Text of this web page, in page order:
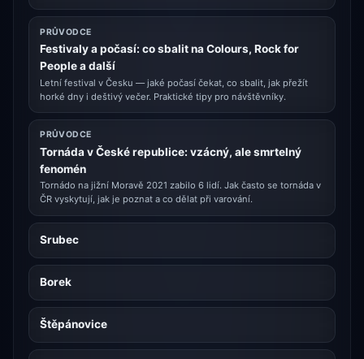
PRŮVODCE
Festivaly a počasí: co sbalit na Colours, Rock for
People a další
Letní festival v Česku — jaké počasí čekat, co sbalit, jak přežít
horké dny i deštivý večer. Praktické tipy pro návštěvníky.
PRŮVODCE
Tornáda v České republice: vzácný, ale smrtelný
fenomén
Tornádo na jižní Moravě 2021 zabilo 6 lidí. Jak často se tornáda v
ČR vyskytují, jak je poznat a co dělat při varování.
Srubec
Borek
Štěpánovice